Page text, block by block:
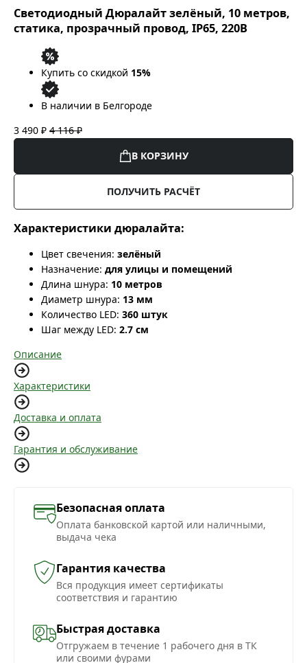
Светодиодный Дюралайт зелёный, 10 метров,
статика, прозрачный провод, IP65, 220В
Купить со скидкой 15%
В наличии в Белгороде
3 490 ₽ 4 116 ₽
В КОРЗИНУ
ПОЛУЧИТЬ РАСЧЁТ
Характеристики дюралайта:
Цвет свечения: зелёный
Назначение: для улицы и помещений
Длина шнура: 10 метров
Диаметр шнура: 13 мм
Количество LED: 360 штук
Шаг между LED: 2.7 см
Описание
Характеристики
Доставка и оплата
Гарантия и обслуживание
Безопасная оплата
Оплата банковской картой или наличными,
выдача чека
Гарантия качества
Вся продукция имеет сертификаты
соответствия и гарантию
Быстрая доставка
Отгружаем в течение 1 рабочего дня в ТК
или своими фурами